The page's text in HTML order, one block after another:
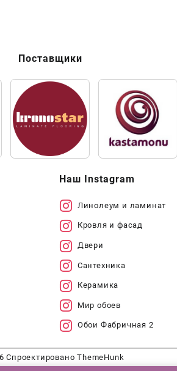
Поставщики
Наш Instagram
Линолеум и ламинат
Кровля и фасад
Двери
Сантехника
Керамика
Мир обоев
Обои Фабричная 2
Спроектировано ThemeHunk